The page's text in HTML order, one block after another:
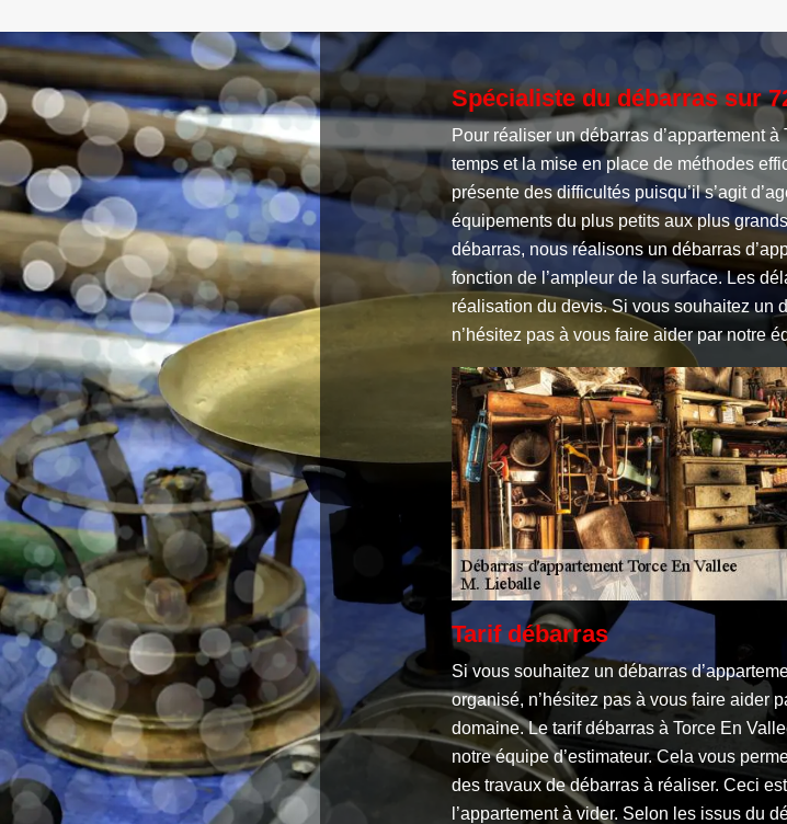
Spécialiste du débarras sur
Pour réaliser un débarras d’appartement
temps et la mise en place de méthodes
présente des difficultés puisqu’il s’agit
équipements du plus petits aux plus
débarras, nous réalisons un débarras
fonction de l’ampleur de la surface. Les
réalisation du devis. Si vous souhaitez un
n’hésitez pas à vous faire aider par notre
Tarif débarras
Si vous souhaitez un débarras
organisé, n’hésitez pas à vous faire aider
domaine. Le tarif débarras à Torce En
notre équipe d’estimateur. Cela vous
des travaux de débarras à réaliser. Ceci
l’appartement à vider. Selon les issus du